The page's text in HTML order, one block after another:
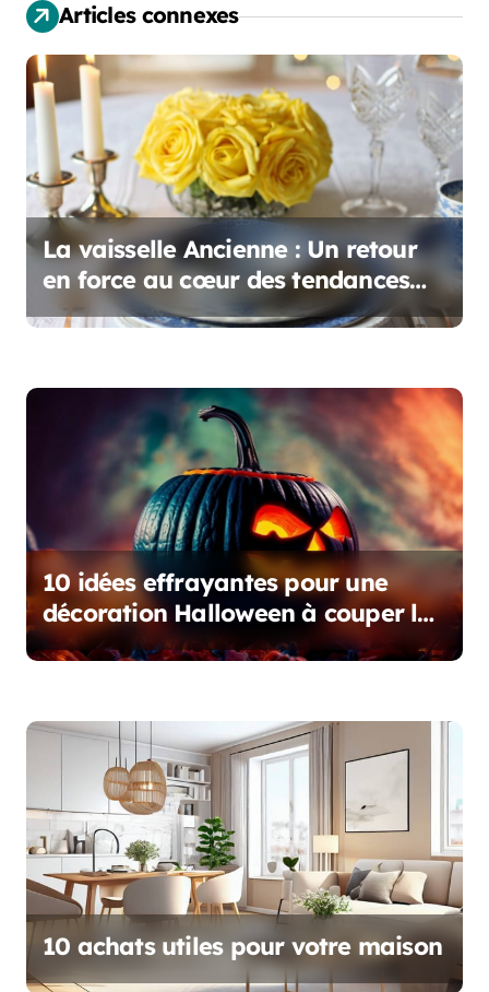
i
o
n
d
e
l
a
r
c
l
e
Articles connexes
La vaisselle Ancienne : Un retour
en force au cœur des tendances
déco
10 idées effrayantes pour une
décoration Halloween à couper le
souffle
10 achats utiles pour votre maison